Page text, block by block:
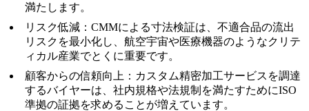
満たします。
リスク低減： CMMによる寸法検証は、不適合品の流出
リスクを最小化し、航空宇宙や医療機器のようなクリテ
ィカル産業でとくに重要です。
顧客からの信頼向上： カスタム精密加工サービス を調達
するバイヤーは、社内規格や法規制を満たすためにISO
準拠の証拠を求めることが増えています。